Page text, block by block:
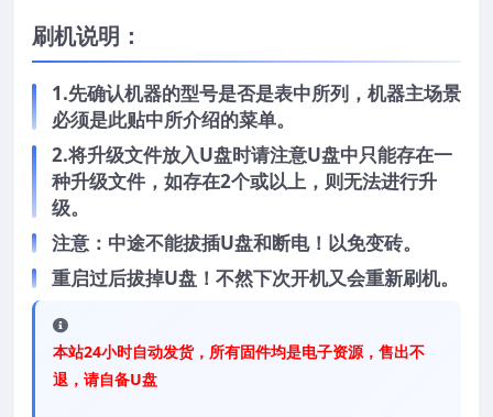
刷机说明：
1.先确认机器的型号是否是表中所列，机器主场景
必须是此贴中所介绍的菜单。
2.将升级文件放入U盘时请注意U盘中只能存在一
种升级文件，如存在2个或以上，则无法进行升
级。
注意：中途不能拔插U盘和断电！以免变砖。
重启过后拔掉U盘！不然下次开机又会重新刷机。
本站24小时自动发货，所有固件均是电子资源，售出不
退，请自备U盘